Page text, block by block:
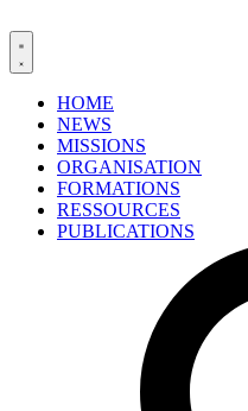
HOME
NEWS
MISSIONS
ORGANISATION
FORMATIONS
RESSOURCES
PUBLICATIONS